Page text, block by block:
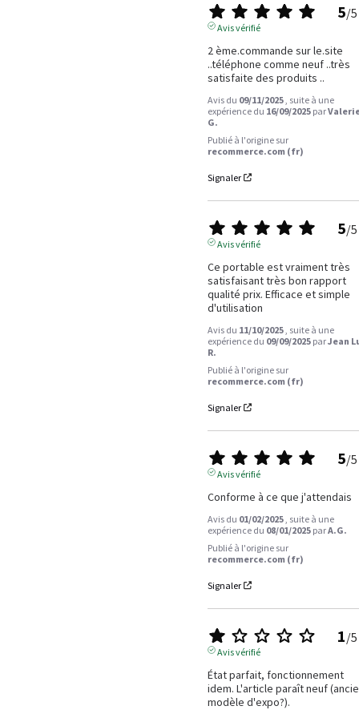
5/5
Avis vérifié
2 ème.commande sur le.site
..téléphone comme neuf ..très
satisfaite des produits ..
Avis du 09/11/2025 , suite à une
expérience du 16/09/2025 par
G.
Publié à l'origine sur
recommerce.com (fr)
Signaler
5/5
Avis vérifié
Ce portable est vraiment très
satisfaisant très bon rapport
qualité prix. Efficace et simple
d'utilisation
Avis du 11/10/2025 , suite à une
expérience du 09/09/2025 parJean
R.
Publié à l'origine sur
recommerce.com (fr)
Signaler
5/5
Avis vérifié
Conforme à ce que j'attendais
Avis du 01/02/2025 , suite à une
expérience du 08/01/2025 parA.G.
Publié à l'origine sur
recommerce.com (fr)
Signaler
1/5
Avis vérifié
État parfait, fonctionnement
idem. L'article paraît neuf
modèle d'expo?).